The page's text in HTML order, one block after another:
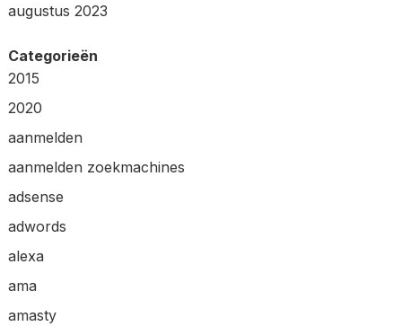
augustus 2023
Categorieën
2015
2020
aanmelden
aanmelden zoekmachines
adsense
adwords
alexa
ama
amasty